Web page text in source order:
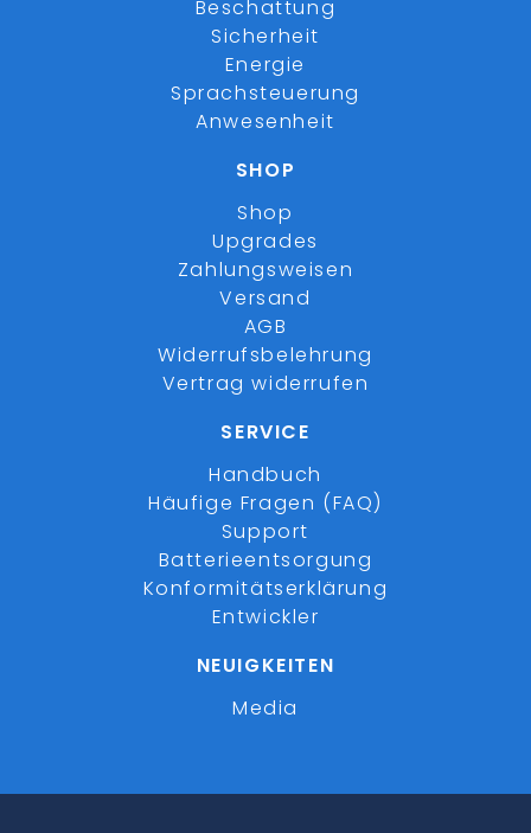
Beschattung
Sicherheit
Energie
Sprachsteuerung
Anwesenheit
SHOP
Shop
Upgrades
Zahlungsweisen
Versand
AGB
Widerrufsbelehrung
Vertrag widerrufen
SERVICE
Handbuch
Häufige Fragen (FAQ)
Support
Batterieentsorgung
Konformitätserklärung
Entwickler
NEUIGKEITEN
Media